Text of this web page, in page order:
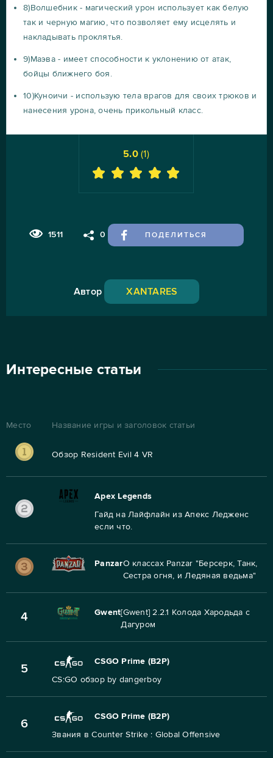
8)Волшебник - магический урон использует как белую
так и черную магию, что позволяет ему исцелять и
накладывать проклятья.
9)Маэва - имеет способности к уклонению от атак,
бойцы ближнего боя.
10)Куноичи - использую тела врагов для своих трюков и
нанесения урона, очень прикольный класс.
1511 0 ПОДЕЛИТЬСЯ
5.0(1)
Автор XANTARES
Интересные статьи
Место Название игры и заголовок статьи
Обзор Resident Evil 4 VR
Apex Legends
Гайд на Лайфлайн из Апекс Ледженс
если что.
PanzarО классах Panzar "Берсерк, Танк,
Сестра огня, и Ледяная ведьма"
4 Gwent[Gwent] 2.2.1 Колода Хародьда с
Дагуром
5
CSGO Prime (B2P)
CS:GO обзор by dangerboy
6
CSGO Prime (B2P)
Звания в Counter Strike : Global Offensive